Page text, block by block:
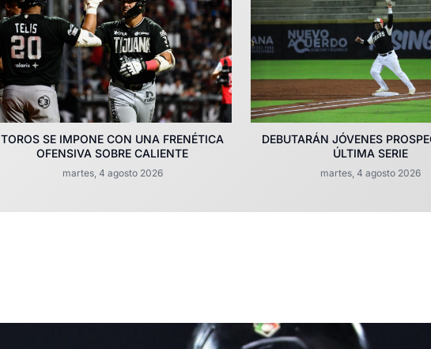
TOROS SE IMPONE CON UNA FRENÉTICA
OFENSIVA SOBRE CALIENTE
martes, 4 agosto 2026
DEBUTARÁN JÓVENES
ÚLTIMA SERIE
martes, 4 agosto 2026